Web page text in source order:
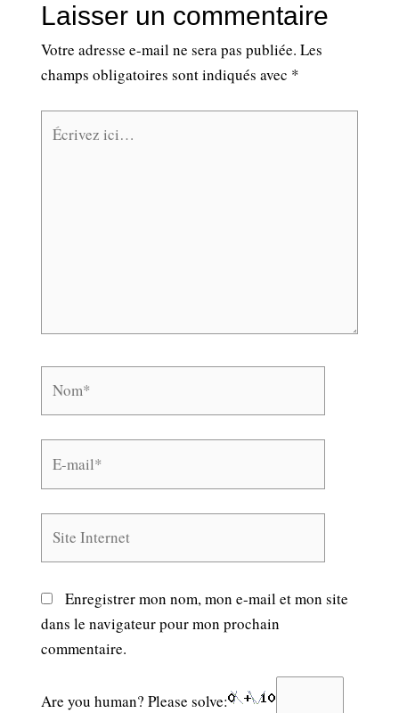
Laisser un commentaire
Votre adresse e-mail ne sera pas publiée. Les
champs obligatoires sont indiqués avec *
ici…
mail*
Internet
Enregistrer mon nom, mon e-mail et mon site
dans le navigateur pour mon prochain
commentaire.
Are you human? Please solve: